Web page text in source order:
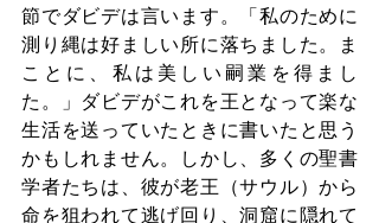
節でダビデは言います。「私のために
測り縄は好ましい所に落ちました。ま
ことに、私は美しい嗣業を得まし
た。」ダビデがこれを王となって楽な
生活を送っていたときに書いたと思う
かもしれません。しかし、多くの聖書
学者たちは、彼が老王（サウル）から
命を狙われて逃げ回り、洞窟に隠れて